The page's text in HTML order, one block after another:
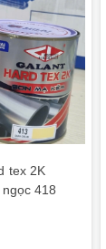
tex 2K
418